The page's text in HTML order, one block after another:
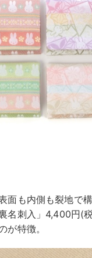
面も内側も裂地で
名刺入」4,400円(
が特徴。